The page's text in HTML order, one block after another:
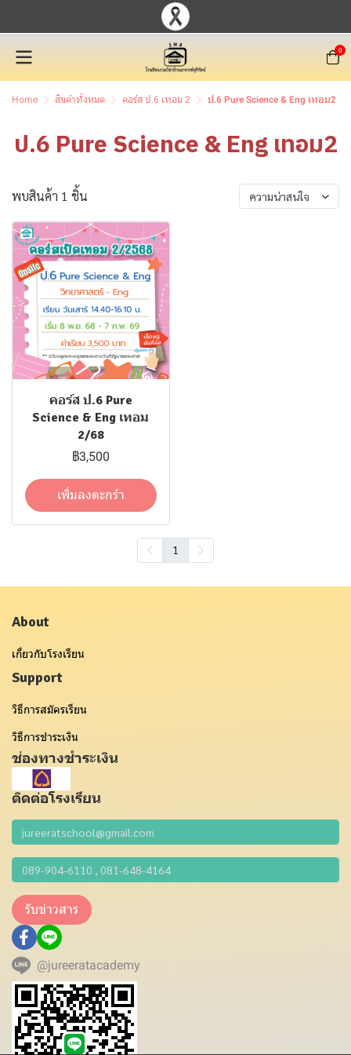
0
Home สินค้าทั้งหมด คอร์ส ป.6 เทอม 2 ป.6 Pure Science & Eng เทอม2
ป.6 Pure Science & Eng เทอม2
พบสินค้า 1 ชิ้น ความน่าสนใจ
คอร์ส ป.6 Pure
Science & Eng เทอม
2/68
฿3,500
เพิ่มลงตะกร้า
1
About
เกี่ยวกับโรงเรียน
Support
วิธีการสมัครเรียน
วิธีการชำระเงิน
ช่องทางชำระเงิน
ติดต่อโรงเรียน
รับข่าวสาร
@jureeratacademy